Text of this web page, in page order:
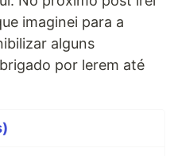
imaginei para a
alguns
por lerem até